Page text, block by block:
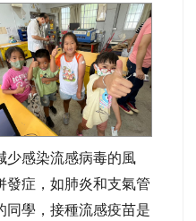
少感染流感病毒的風
發症，如肺炎和支氣管
同學，接種流感疫苗是